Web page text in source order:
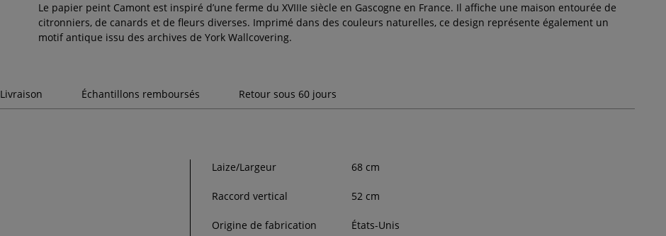
Le papier peint Camont est inspiré d’une ferme du XVIIIe siècle en Gascogne en France. Il affiche une maison entourée de
citronniers, de canards et de fleurs diverses. Imprimé dans des couleurs naturelles, ce design représente également un
motif antique issu des archives de York Wallcovering.
Livraison Échantillons remboursés Retour sous 60 jours
Laize/Largeur 68 cm
Raccord vertical 52 cm
Origine de fabrication États-Unis